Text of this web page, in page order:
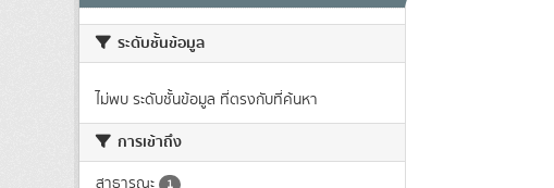
ระดับชั้นข้อมูล
ไม่พบ ระดับชั้นข้อมูล ที่ตรงกับที่ค้นหา
การเข้าถึง
สาธารณะ